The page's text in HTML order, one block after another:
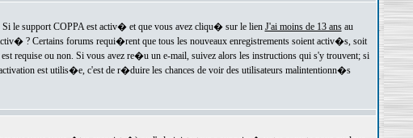
le support COPPA est activ� et que vous avez cliqu� sur le lien J'ai moins de 13 ansau
? Certains forums requi�rent que tous les nouveaux enregistrements soient activ�s, soit
requise ou non. Si vous avez re�u un e-mail, suivez alors les instructions qui s'y trouvent; si
est utilis�e, c'est de r�duire les chances de voir des utilisateurs malintentionn�s